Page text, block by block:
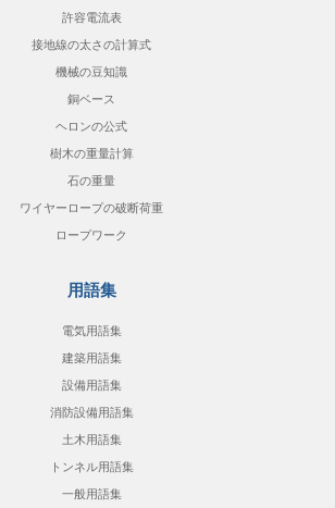
許容電流表
接地線の太さの計算式
機械の豆知識
銅ベース
ヘロンの公式
樹木の重量計算
石の重量
ワイヤーロープの破断荷重
ロープワーク
用語集
電気用語集
建築用語集
設備用語集
消防設備用語集
土木用語集
トンネル用語集
一般用語集